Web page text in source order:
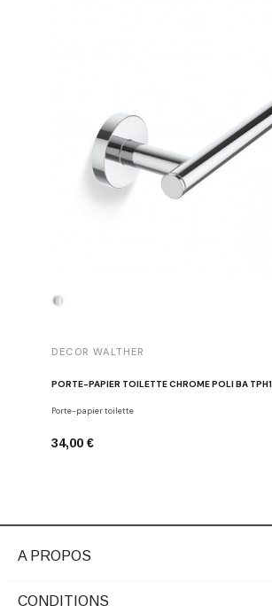
DECOR WALTHER
PORTE-PAPIER TOILETTE CHROME POLI BA TPH1
Porte-papier toilette
34,00 €
A PROPOS
CONDITIONS